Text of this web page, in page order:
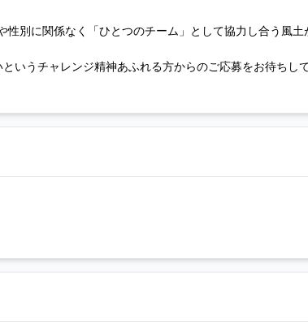
別に関係なく「ひとつのチーム」として協力し合う風土
いうチャレンジ精神あふれる方からのご応募をお待ちし